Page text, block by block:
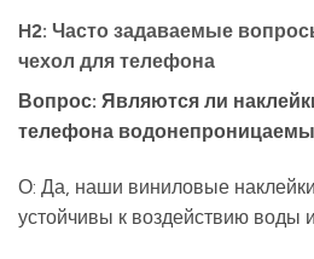
H2: Часто задаваемые
чехол для телефона
Вопрос: Являются ли
телефона
О: Да, наши виниловые
устойчивы к воздействию воды